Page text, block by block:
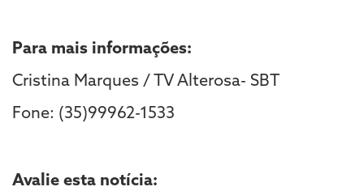
Para mais informações:
Cristina Marques / TV Alterosa- SBT
Fone: (35)99962-1533
Avalie esta notícia: